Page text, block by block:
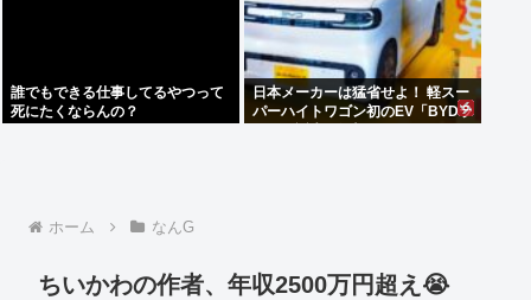
誰でもできる仕事してるやつって
死にたくならんの？
日本メーカーは猛省せよ！ 軽スー
パーハイトワゴン初のEV「BYDラ
ホーム なんG
ちいかわの作者、年収2500万円超え😭